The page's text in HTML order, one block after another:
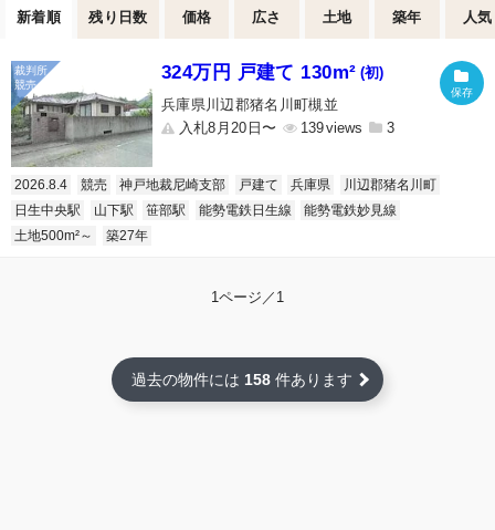
新着順 残り日数 価格 広さ 土地 築年 人気
324万円 戸建て 130m² (初)
兵庫県川辺郡猪名川町槻並
入札8月20日〜
139 3
2026.8.4 競売 神戸地裁尼崎支部 戸建て 兵庫県
川辺郡猪名川町
日生中央駅
山下駅 笹部駅 能勢電鉄日生線
能勢電鉄妙見線
土地500m²～
築27年
1ページ／1
過去の物件には 158 件あります